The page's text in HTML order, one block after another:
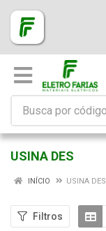
USINA DES
INÍCIO USINA DES
Filtros